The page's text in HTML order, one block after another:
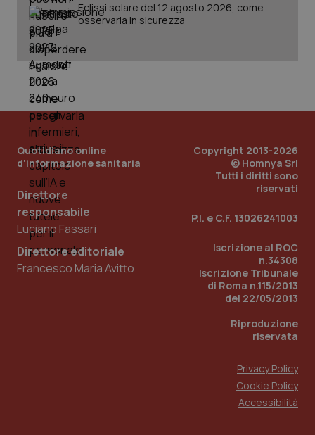
Eclissi solare del 12 agosto 2026, come
osservarla in sicurezza
Quotidiano online
d'informazione sanitaria
Direttore
responsabile
Luciano Fassari
Direttore editoriale
Francesco Maria Avitto
Copyright 2013-2026
© Homnya Srl
Tutti i diritti sono
riservati
P.I. e C.F. 13026241003
Iscrizione al ROC
n.34308
Iscrizione Tribunale
di Roma n.115/2013
del 22/05/2013
Riproduzione
riservata
Privacy Policy
Cookie Policy
Accessibilità